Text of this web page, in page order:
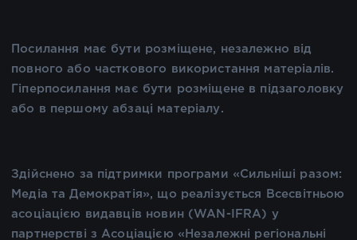
Посилання має бути розміщене, незалежно від
повного або часткового використання матеріалів.
Гіперпосилання має бути розміщене в підзаголовку
або в першому абзаці матеріалу.
Здійснено за підтримки програми «Сильніші разом:
Медіа та Демократія», що реалізується Всесвітньою
асоціацією видавців новин (WAN-IFRA) у
партнерстві з Асоціацією «Незалежні регіональні